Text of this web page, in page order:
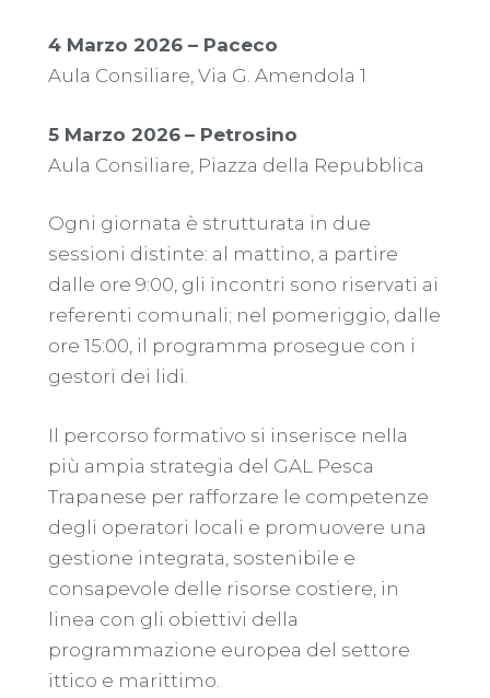
4 Marzo 2026 – Paceco
Aula Consiliare, Via G. Amendola 1
5 Marzo 2026 – Petrosino
Aula Consiliare, Piazza della Repubblica
Ogni giornata è strutturata in due
sessioni distinte: al mattino, a partire
dalle ore 9:00, gli incontri sono riservati ai
referenti comunali; nel pomeriggio, dalle
ore 15:00, il programma prosegue con i
gestori dei lidi.
Il percorso formativo si inserisce nella
più ampia strategia del GAL Pesca
Trapanese per rafforzare le competenze
degli operatori locali e promuovere una
gestione integrata, sostenibile e
consapevole delle risorse costiere, in
linea con gli obiettivi della
programmazione europea del settore
ittico e marittimo.